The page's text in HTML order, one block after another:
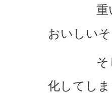
重い白
おいしいそ
そして
化してし